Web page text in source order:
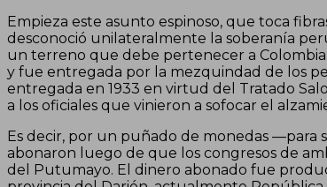
Empieza este asunto espinoso, que toca
desconoció unilateralmente la soberanía
un terreno que debe pertenecer a
y fue entregada por la mezquindad de los
entregada en 1933 en virtud del Tratado
a los oficiales que vinieron a sofocar el
Es decir, por un puñado de monedas —para
abonaron luego de que los congresos de
del Putumayo. El dinero abonado fue